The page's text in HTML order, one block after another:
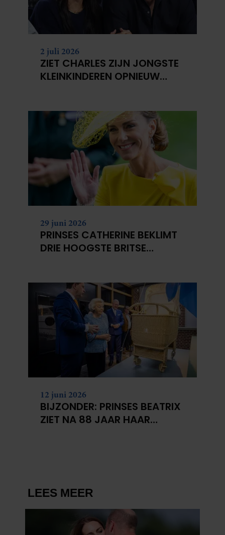
2 juli 2026
ZIET CHARLES ZIJN JONGSTE
KLEINKINDEREN OPNIEUW
29 juni 2026
PRINSES CATHERINE BEKLIMT
DRIE HOOGSTE BRITSE
12 juni 2026
BIJZONDER: PRINSES BEATRIX
ZIET NA 88 JAAR HAAR